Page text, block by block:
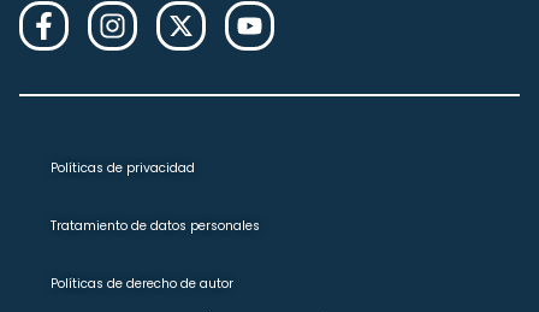
Políticas de privacidad
Tratamiento de datos personales
Políticas de derecho de autor